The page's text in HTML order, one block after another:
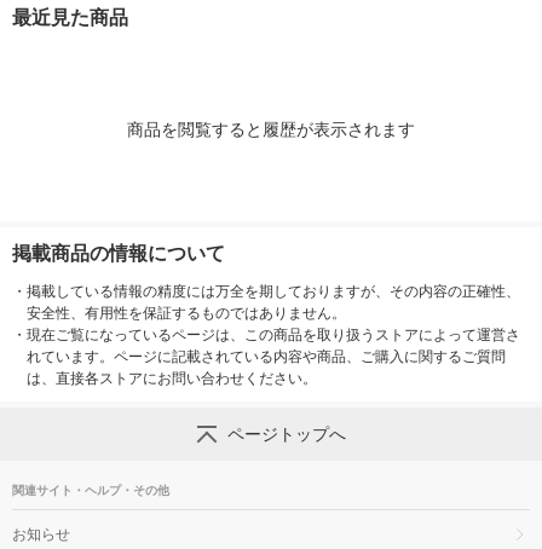
オシ）
最近見た商品
商品を閲覧すると履歴が表示されます
掲載商品の情報について
・ 掲載している情報の精度には万全を期しておりますが、その内容の正確性、
安全性、有用性を保証するものではありません。
・ 現在ご覧になっているページは、この商品を取り扱うストアによって運営さ
れています。ページに記載されている内容や商品、ご購入に関するご質問
は、直接各ストアにお問い合わせください。
ページトップへ
関連サイト・ヘルプ・その他
お知らせ